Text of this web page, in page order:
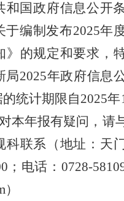
和国政府信息公开
于编制发布2025年
》的规定和要求 ，
局2025年政府信息
统计期限自2025年
本年报有疑问，请
科联系（地址：天
；电话： 0728-
）